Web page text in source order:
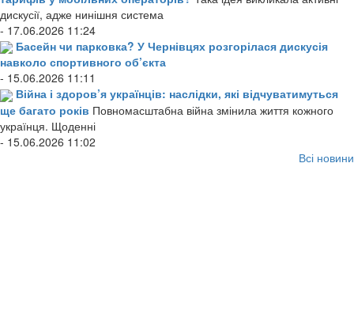
дискусії, адже нинішня система
- 17.06.2026 11:24
Басейн чи парковка? У Чернівцях розгорілася дискусія
навколо спортивного об’єкта
- 15.06.2026 11:11
Війна і здоров’я українців: наслідки, які відчуватимуться
ще багато років Повномасштабна війна змінила життя кожного
українця. Щоденні
- 15.06.2026 11:02
Всі новини